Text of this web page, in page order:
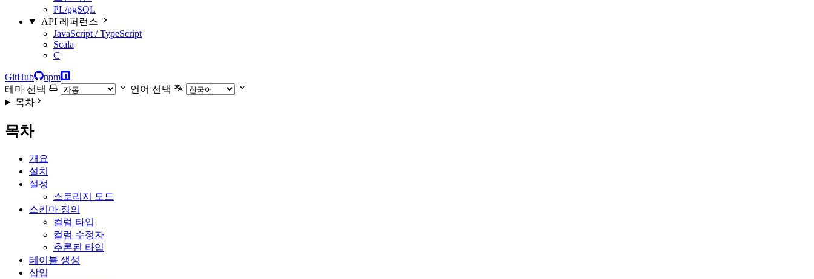
PL/pgSQL
API 레퍼런스
JavaScript / TypeScript
Scala
C
GitHub
npm
테마 선택
언어 선택
목차
목차
개요
설치
설정
스토리지 모드
스키마 정의
컬럼 타입
컬럼 수정자
추론된 타입
테이블 생성
삽입